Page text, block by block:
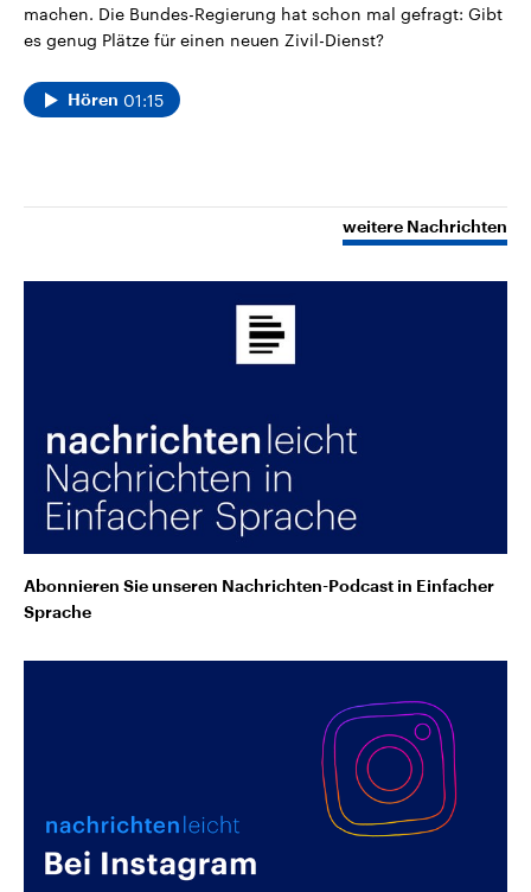
machen. Die Bundes-Regierung hat schon mal gefragt: Gibt
es genug Plätze für einen neuen Zivil-Dienst?
Hören 01:15
weitere Nachrichten
Abonnieren Sie unseren Nachrichten-Podcast in Einfacher
Sprache